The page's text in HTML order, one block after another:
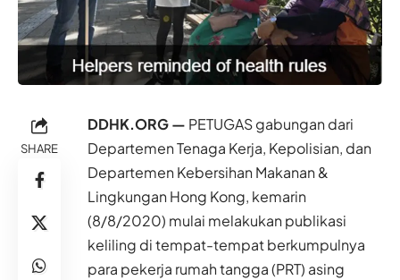
SHARE
DDHK.ORG — PETUGAS gabungan dari
Departemen Tenaga Kerja, Kepolisian, dan
Departemen Kebersihan Makanan &
Lingkungan Hong Kong, kemarin
(8/8/2020) mulai melakukan publikasi
keliling di tempat-tempat berkumpulnya
para pekerja rumah tangga (PRT) asing